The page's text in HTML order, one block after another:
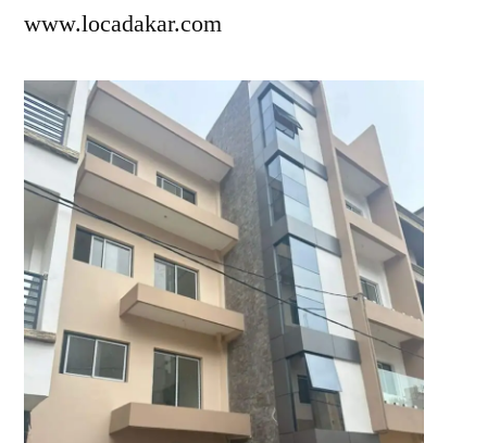
www.locadakar.com